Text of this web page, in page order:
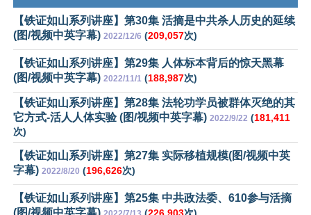
【铁证如山系列讲座】第30集 活摘是中共杀人历史的延续
(图/视频中英字幕) 2022/12/6 (209,057次)
【铁证如山系列讲座】第29集 人体标本背后的惊天黑幕
(图/视频中英字幕) 2022/11/1 (188,987次)
【铁证如山系列讲座】第28集 法轮功学员被群体灭绝的其
它方式-活人人体实验 (图/视频中英字幕) 2022/9/22 (181,411
次)
【铁证如山系列讲座】第27集 实际移植规模(图/视频中英
字幕) 2022/8/20 (196,626次)
【铁证如山系列讲座】第25集 中共政法委、610参与活摘
(图/视频中英字幕)